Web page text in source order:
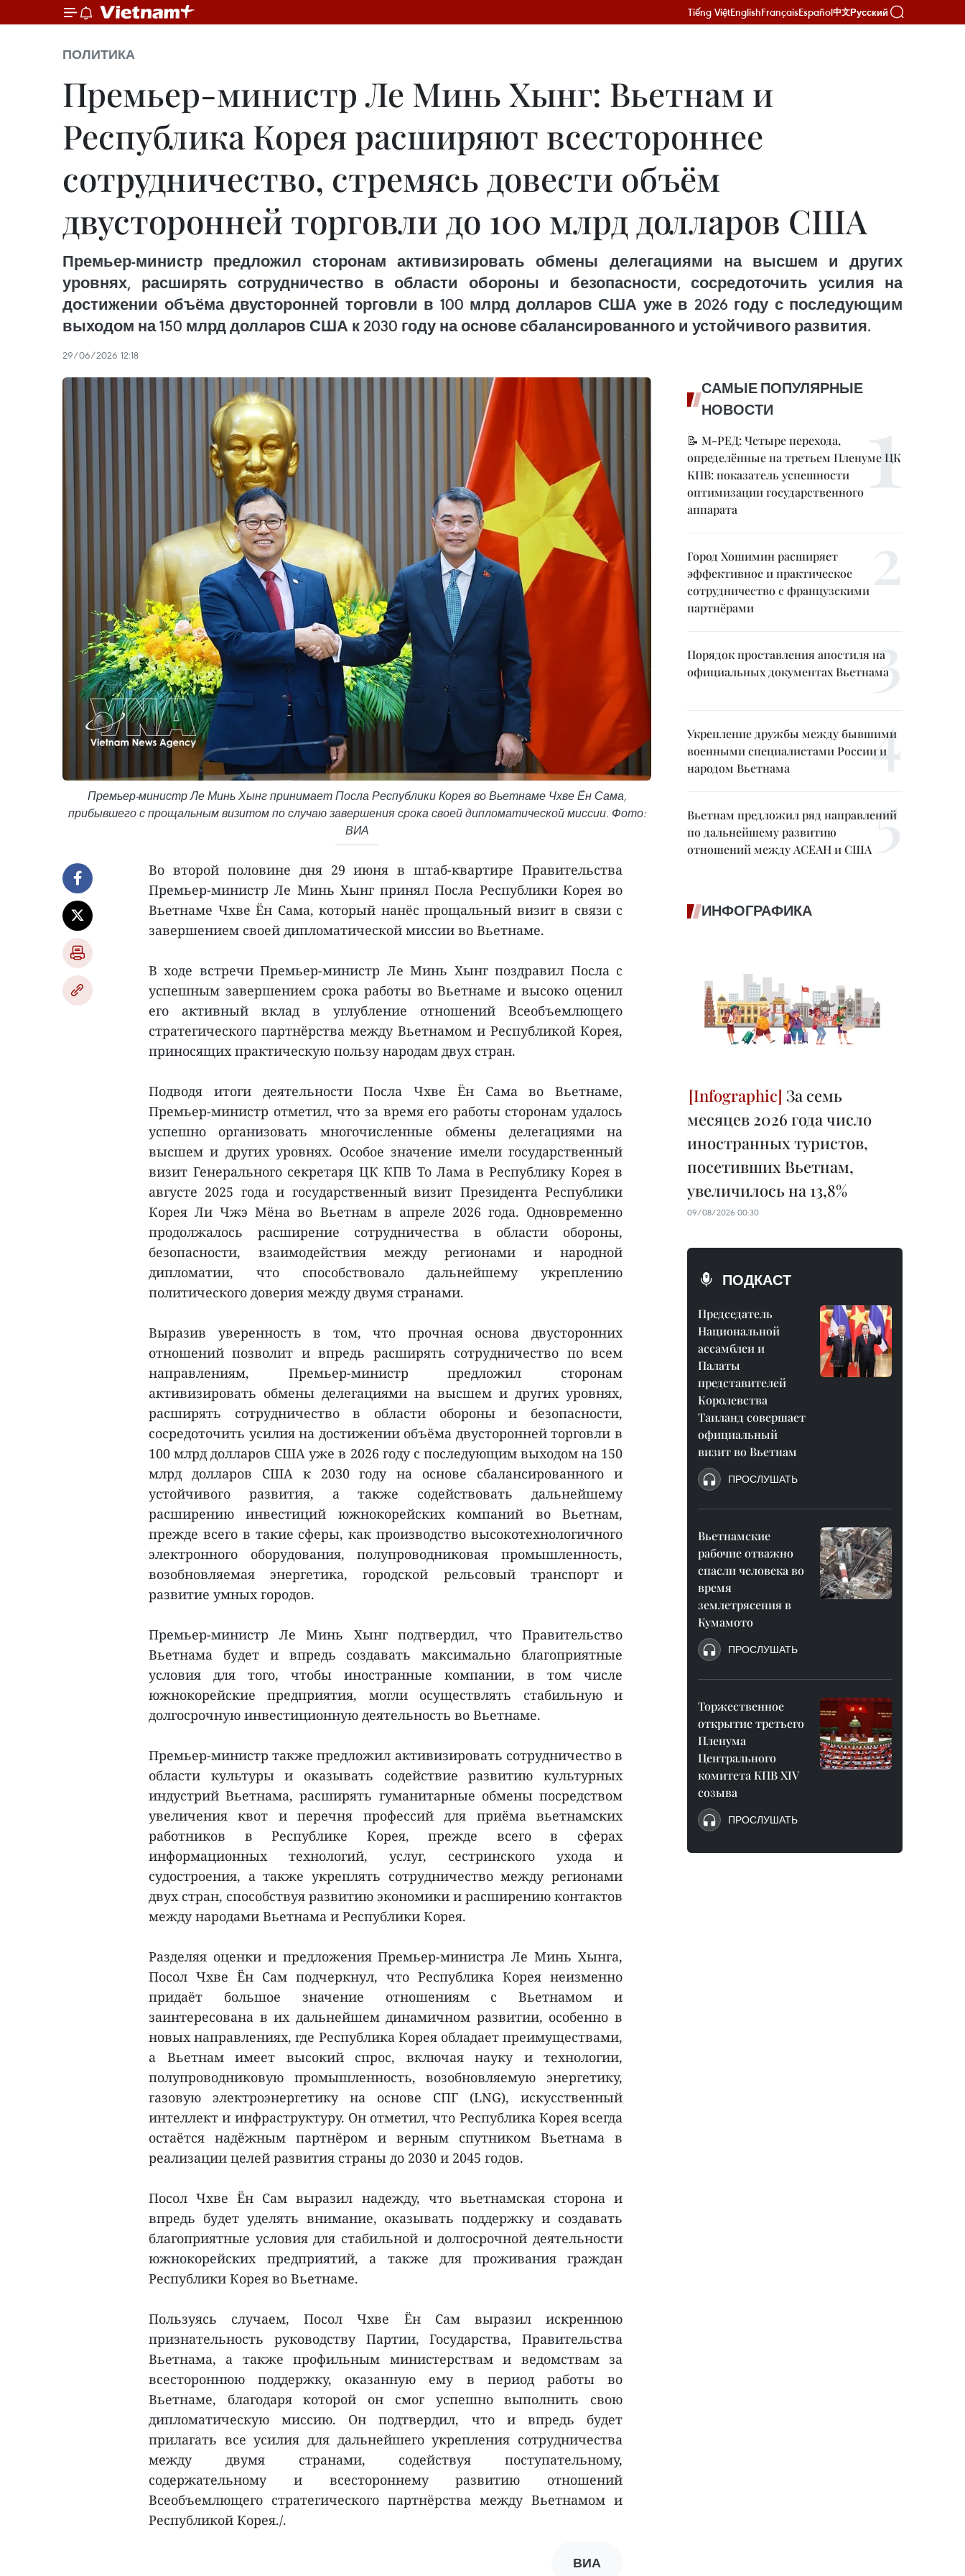
Tiếng ViệtEnglishFrançaisEspañol中文Русский
ПОЛИТИКА
Премьер-министр Ле Минь Хынг: Вьетнам и
Республика Корея расширяют всестороннее
сотрудничество, стремясь довести объём
двусторонней торговли до 100 млрд долларов США
Премьер-министр предложил сторонам активизировать обмены делегациями на высшем и других
уровнях, расширять сотрудничество в области обороны и безопасности, сосредоточить усилия на
достижении объёма двусторонней торговли в 100 млрд долларов США уже в 2026 году с последующим
выходом на 150 млрд долларов США к 2030 году на основе сбалансированного и устойчивого развития.
29/06/2026 12:18
Премьер-министр Ле Минь Хынг принимает Посла Республики Корея во Вьетнаме Чхве Ён Сама,
прибывшего с прощальным визитом по случаю завершения срока своей дипломатической миссии. Фото:
ВИА
Во второй половине дня 29 июня в штаб-квартире Правительства
Премьер-министр Ле Минь Хынг принял Посла Республики Корея во
Вьетнаме Чхве Ён Сама, который нанёс прощальный визит в связи с
завершением своей дипломатической миссии во Вьетнаме.
В ходе встречи Премьер-министр Ле Минь Хынг поздравил Посла с
успешным завершением срока работы во Вьетнаме и высоко оценил
его активный вклад в углубление отношений Всеобъемлющего
стратегического партнёрства между Вьетнамом и Республикой Корея,
приносящих практическую пользу народам двух стран.
Подводя итоги деятельности Посла Чхве Ён Сама во Вьетнаме,
Премьер-министр отметил, что за время его работы сторонам удалось
успешно организовать многочисленные обмены делегациями на
высшем и других уровнях. Особое значение имели государственный
визит Генерального секретаря ЦК КПВ То Лама в Республику Корея в
августе 2025 года и государственный визит Президента Республики
Корея Ли Чжэ Мёна во Вьетнам в апреле 2026 года. Одновременно
продолжалось расширение сотрудничества в области обороны,
безопасности, взаимодействия между регионами и народной
дипломатии, что способствовало дальнейшему укреплению
политического доверия между двумя странами.
Выразив уверенность в том, что прочная основа двусторонних
отношений позволит и впредь расширять сотрудничество по всем
направлениям, Премьер-министр предложил сторонам
активизировать обмены делегациями на высшем и других уровнях,
расширять сотрудничество в области обороны и безопасности,
сосредоточить усилия на достижении объёма двусторонней торговли в
100 млрд долларов США уже в 2026 году с последующим выходом на 150
млрд долларов США к 2030 году на основе сбалансированного и
устойчивого развития, а также содействовать дальнейшему
расширению инвестиций южнокорейских компаний во Вьетнам,
прежде всего в такие сферы, как производство высокотехнологичного
электронного оборудования, полупроводниковая промышленность,
возобновляемая энергетика, городской рельсовый транспорт и
развитие умных городов.
Премьер-министр Ле Минь Хынг подтвердил, что Правительство
Вьетнама будет и впредь создавать максимально благоприятные
условия для того, чтобы иностранные компании, в том числе
южнокорейские предприятия, могли осуществлять стабильную и
долгосрочную инвестиционную деятельность во Вьетнаме.
Премьер-министр также предложил активизировать сотрудничество в
области культуры и оказывать содействие развитию культурных
индустрий Вьетнама, расширять гуманитарные обмены посредством
увеличения квот и перечня профессий для приёма вьетнамских
работников в Республике Корея, прежде всего в сферах
информационных технологий, услуг, сестринского ухода и
судостроения, а также укреплять сотрудничество между регионами
двух стран, способствуя развитию экономики и расширению контактов
между народами Вьетнама и Республики Корея.
Разделяя оценки и предложения Премьер-министра Ле Минь Хынга,
Посол Чхве Ён Сам подчеркнул, что Республика Корея неизменно
придаёт большое значение отношениям с Вьетнамом и
заинтересована в их дальнейшем динамичном развитии, особенно в
новых направлениях, где Республика Корея обладает преимуществами,
а Вьетнам имеет высокий спрос, включая науку и технологии,
полупроводниковую промышленность, возобновляемую энергетику,
газовую электроэнергетику на основе СПГ (LNG), искусственный
интеллект и инфраструктуру. Он отметил, что Республика Корея всегда
остаётся надёжным партнёром и верным спутником Вьетнама в
реализации целей развития страны до 2030 и 2045 годов.
Посол Чхве Ён Сам выразил надежду, что вьетнамская сторона и
впредь будет уделять внимание, оказывать поддержку и создавать
благоприятные условия для стабильной и долгосрочной деятельности
южнокорейских предприятий, а также для проживания граждан
Республики Корея во Вьетнаме.
Пользуясь случаем, Посол Чхве Ён Сам выразил искреннюю
признательность руководству Партии, Государства, Правительства
Вьетнама, а также профильным министерствам и ведомствам за
всестороннюю поддержку, оказанную ему в период работы во
Вьетнаме, благодаря которой он смог успешно выполнить свою
дипломатическую миссию. Он подтвердил, что и впредь будет
прилагать все усилия для дальнейшего укрепления сотрудничества
между двумя странами, содействуя поступательному,
содержательному и всестороннему развитию отношений
Всеобъемлющего стратегического партнёрства между Вьетнамом и
Республикой Корея./.
ВИА
САМЫЕ ПОПУЛЯРНЫЕ
НОВОСТИ
📝 М-РЕД: Четыре перехода,
определённые на третьем Пленуме ЦК
КПВ: показатель успешности
оптимизации государственного
аппарата
Город Хошимин расширяет
эффективное и практическое
сотрудничество с французскими
партнёрами
Порядок проставления апостиля на
официальных документах Вьетнама
Укрепление дружбы между бывшими
военными специалистами России и
народом Вьетнама
Вьетнам предложил ряд направлений
по дальнейшему развитию
отношений между АСЕАН и США
ИНФОГРАФИКА
За семь
месяцев 2026 года число
иностранных туристов,
посетивших Вьетнам,
увеличилось на 13,8%
09/08/2026 00:30
ПОДКАСТ
Председатель
Национальной
ассамблеи и
Палаты
представителей
Королевства
Таиланд совершает
официальный
визит во Вьетнам
ПРОСЛУШАТЬ
Вьетнамские
рабочие отважно
спасли человека во
время
землетрясения в
Кумамото
ПРОСЛУШАТЬ
Торжественное
открытие третьего
Пленума
Центрального
комитета КПВ XIV
созыва
ПРОСЛУШАТЬ